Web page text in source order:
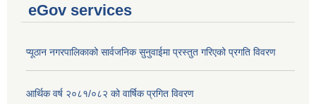
eGov services
प्यूठान नगरपालिकाको सार्वजनिक सुनुवाईमा प्रस्तुत गरिएको प्रगति विवरण
आर्थिक वर्ष २०८१/०८२ को वार्षिक प्रगित विवरण